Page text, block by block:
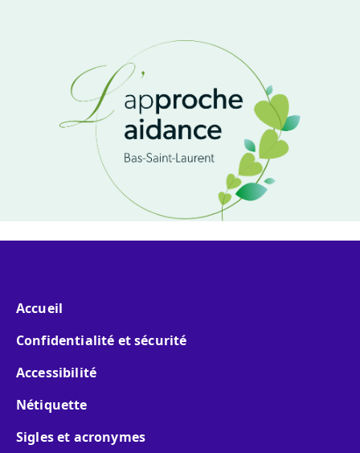
Menu pied de page
Accueil
Confidentialité et sécurité
Accessibilité
Nétiquette
Sigles et acronymes